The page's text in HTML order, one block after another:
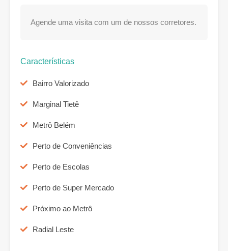
Agende uma visita com um de nossos corretores.
Características
Bairro Valorizado
Marginal Tietê
Metrô Belém
Perto de Conveniências
Perto de Escolas
Perto de Super Mercado
Próximo ao Metrô
Radial Leste